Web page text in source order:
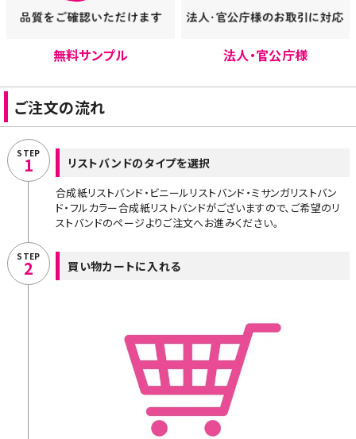
無料サンプル 法人・官公庁様
ご注文の流れ
STEP
1 リストバンドのタイプを選択
合成紙リストバンド・ビニールリストバンド・ミサンガリストバン
ド・フルカラー合成紙リストバンドがございますので、ご希望のリ
ストバンドのページよりご注文へお進みください。
STEP
2 買い物カートに入れる